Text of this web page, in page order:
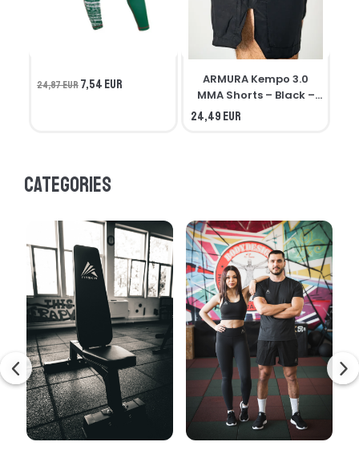
24,87 EUR7,54 EUR
ARMURA Kempo 3.0
MMA Shorts – Black –
Seniors
24,49 EUR
Categories